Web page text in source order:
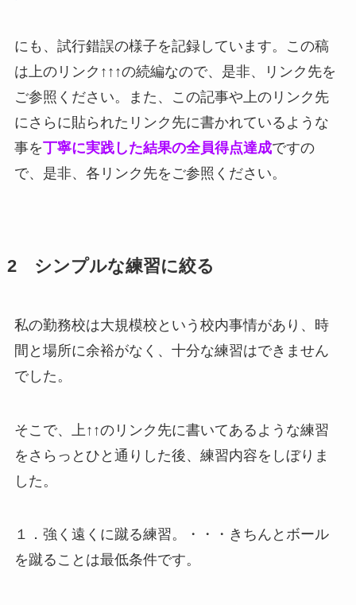
にも、試行錯誤の様子を記録しています。この稿
は上のリンク↑↑↑の続編なので、是非、リンク先を
ご参照ください。また、この記事や上のリンク先
にさらに貼られたリンク先に書かれているような
事を丁寧に実践した結果の全員得点達成ですの
で、是非、各リンク先をご参照ください。
2 シンプルな練習に絞る
私の勤務校は大規模校という校内事情があり、時
間と場所に余裕がなく、十分な練習はできません
でした。
そこで、上↑↑のリンク先に書いてあるような練習
をさらっとひと通りした後、練習内容をしぼりま
した。
１．強く遠くに蹴る練習。・・・きちんとボール
を蹴ることは最低条件です。